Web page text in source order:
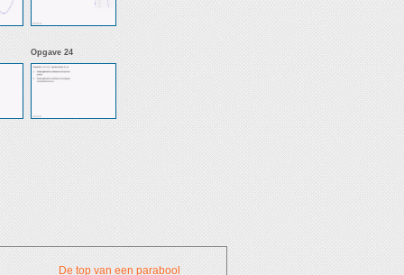
Opgave 24
De top van een parabool